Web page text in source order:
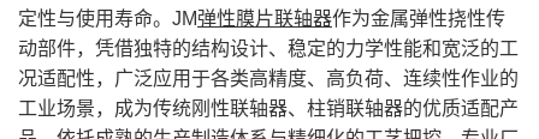
定性与使用寿命。JM弹性膜片联轴器作为金属弹性挠性传
动部件，凭借独特的结构设计、稳定的力学性能和宽泛的工
况适配性，广泛应用于各类高精度、高负荷、连续性作业的
工业场景，成为传统刚性联轴器、柱销联轴器的优质适配产